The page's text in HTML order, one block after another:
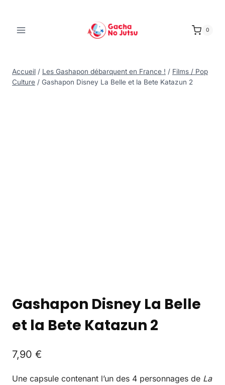
0
Accueil / Les Gashapon débarquent en France ! / Films / Pop
Culture / Gashapon Disney La Belle et la Bete Katazun 2
Gashapon Disney La Belle
et la Bete Katazun 2
7,90 €
Une capsule contenant l’un des 4 personnages de La